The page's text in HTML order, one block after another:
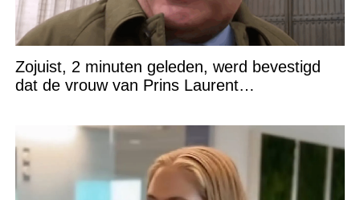
Zojuist, 2 minuten geleden, werd bevestigd
dat de vrouw van Prins Laurent…